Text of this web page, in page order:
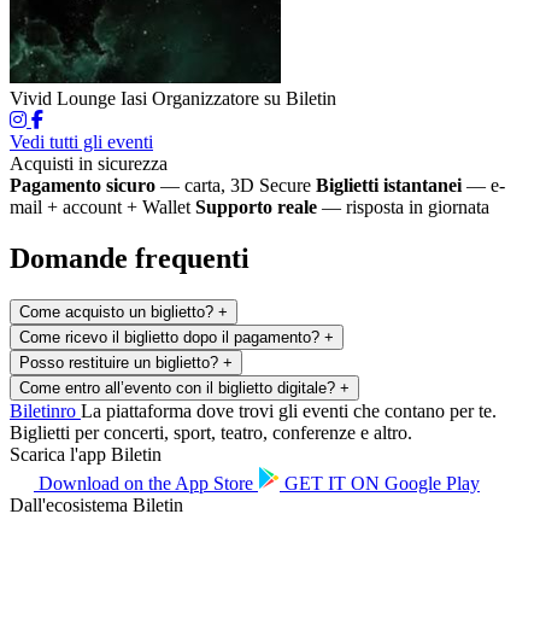
Vivid Lounge Iasi Organizzatore su Biletin
Vedi tutti gli eventi
Acquisti in sicurezza
Pagamento sicuro — carta, 3D Secure Biglietti istantanei — e-
mail + account + Wallet Supporto reale — risposta in giornata
Domande frequenti
Come acquisto un biglietto? +
Come ricevo il biglietto dopo il pagamento? +
Posso restituire un biglietto? +
Come entro all’evento con il biglietto digitale? +
Biletinro La piattaforma dove trovi gli eventi che contano per te.
Biglietti per concerti, sport, teatro, conferenze e altro.
Scarica l'app Biletin
Download on the App Store GET IT ON Google Play
Dall'ecosistema Biletin